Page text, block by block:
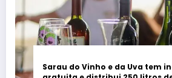
Sarau do Vinho e da Uva tem